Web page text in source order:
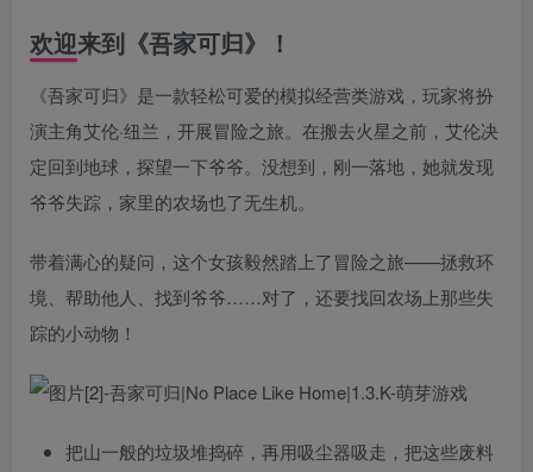
欢迎来到《吾家可归》！
《吾家可归》是一款轻松可爱的模拟经营类游戏，玩家将扮
演主角艾伦·纽兰，开展冒险之旅。在搬去火星之前，艾伦决
定回到地球，探望一下爷爷。没想到，刚一落地，她就发现
爷爷失踪，家里的农场也了无生机。
带着满心的疑问，这个女孩毅然踏上了冒险之旅——拯救环
境、帮助他人、找到爷爷……对了，还要找回农场上那些失
踪的小动物！
把山一般的垃圾堆捣碎，再用吸尘器吸走，把这些废料